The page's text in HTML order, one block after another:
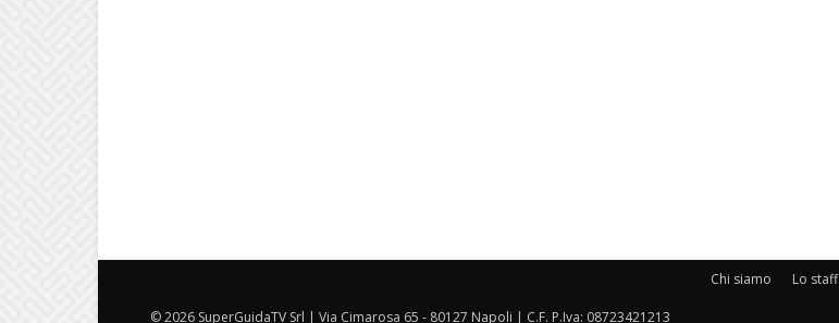
Chi siamo Lo staff
© 2026 SuperGuidaTV Srl | Via Cimarosa 65 - 80127 Napoli | C.F. P.Iva: 08723421213